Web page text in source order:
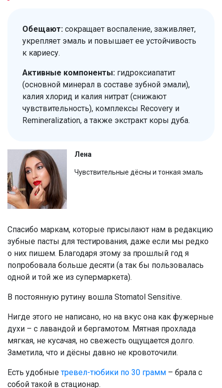
Обещают: сокращает воспаление, заживляет,
укрепляет эмаль и повышает ее устойчивость
к кариесу.
Активные компоненты: гидроксиапатит
(основной минерал в составе зубной эмали),
калия хлорид и калия нитрат (снижают
чувствительность), комплексы Recovery и
Remineralization, а также экстракт коры дуба.
Лена
Чувствительные дёсны и тонкая эмаль
Спасибо маркам, которые присылают нам в редакцию
зубные пасты для тестирования, даже если мы редко
о них пишем. Благодаря этому за прошлый год я
попробовала больше десяти (а так бы пользовалась
одной и той же из супермаркета).
В постоянную рутину вошла Stomatol Sensitive.
Нигде этого не написано, но на вкус она как фужерные
духи – с лавандой и бергамотом. Мятная прохлада
мягкая, не кусачая, но свежесть ощущается долго.
Заметила, что и дёсны давно не кровоточили.
Есть удобныетревел-тюбики по 30 грамм – брала с
собой такой в стационар.